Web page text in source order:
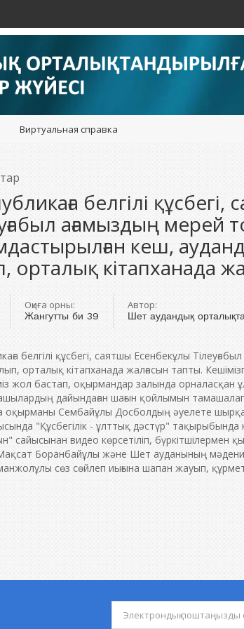
Виртуальная справка
белгілі
ағамыздың мерей
кеш,
орталық кітапханада
Оқиға орны:
Жангутты би 39
Автор:
Шет аудандық
белгілі құсбегі, саятшы Есенбекұлы
орталық кітапханада жалғасын тапты.
жол бастап, оқырмандар залында орналасқан
дайындаған шағын қойлымын
оқырманы Сембайұлы Досболдың әуелете
"Құсбегілік - ұлттық дәстүр" тақырыбында
сайысынан видео көрсетіліп, бүркітшілермен
Боранбайұлы және Шет ауданының
сөз сөйлеп иығына шапан жауып,